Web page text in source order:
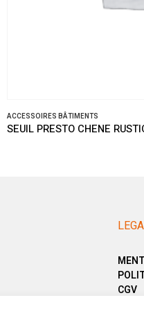
ACCESSOIRES BÂTIMENTS
SEUIL PRESTO CHENE
CGV